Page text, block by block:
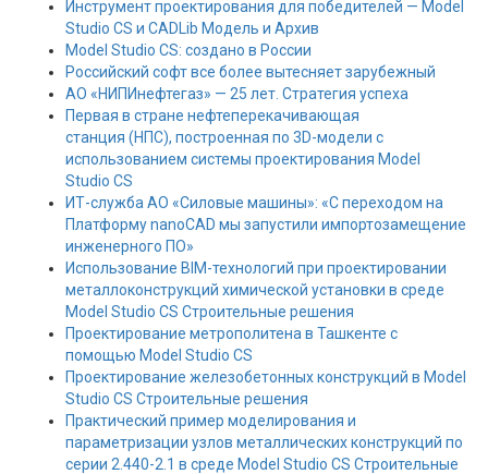
Инструмент проектирования для победителей — Model
Studio CS и CADLib Модель и Архив
Model Studio CS: создано в России
Российский софт все более вытесняет зарубежный
АО «НИПИнефтегаз» — 25 лет. Стратегия успеха
Первая в стране нефтеперекачивающая
станция (НПС), построенная по 3D-модели с
использованием системы проектирования Model
Studio CS
ИТ-служба АО «Силовые машины»: «С переходом на
Платформу nanoCAD мы запустили импортозамещение
инженерного ПО»
Использование BIM-технологий при проектировании
металлоконструкций химической установки в среде
Model Studio CS Строительные решения
Проектирование метрополитена в Ташкенте с
помощью Model Studio CS
Проектирование железобетонных конструкций в Model
Studio CS Строительные решения
Практический пример моделирования и
параметризации узлов металлических конструкций по
серии 2.440-2.1 в среде Model Studio CS Строительные